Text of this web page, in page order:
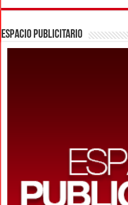
ESPACIO PUBLICITARIO